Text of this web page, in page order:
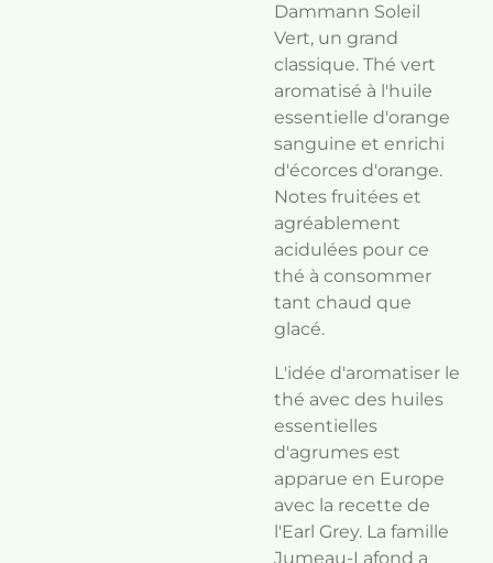
Dammann Soleil
Vert, un grand
classique. Thé vert
aromatisé à l'huile
essentielle d'orange
sanguine et enrichi
d'écorces d'orange.
Notes fruitées et
agréablement
acidulées pour ce
thé à consommer
tant chaud que
glacé.
L'idée d'aromatiser le
thé avec des huiles
essentielles
d'agrumes est
apparue en Europe
avec la recette de
l'Earl Grey. La famille
Jumeau-Lafond a